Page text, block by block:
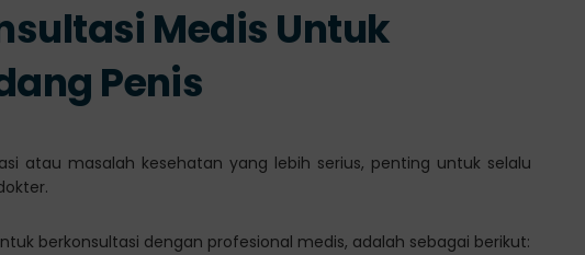
Medis Untuk
Penis
atau masalah kesehatan yang lebih serius, penting untuk selalu
berkonsultasi dengan profesional medis, adalah sebagai berikut: